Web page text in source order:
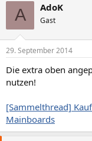
A AdoK
Gast
29. September 2014
Die extra oben
nutzen!
[Sammelthread]
Mainboards